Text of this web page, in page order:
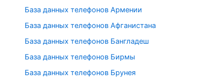
База данных телефонов Армении
База данных телефонов Афганистана
База данных телефонов Бангладеш
База данных телефонов Бирмы
База данных телефонов Брунея